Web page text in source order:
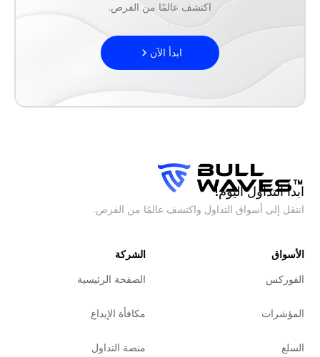
اكتشف عالمًا من الفرص.
ابدأ الآن
ابدأ التداول اليوم!
انتقل إلى أسواق التداول واكتشف عالمًا من الفرص.
الأسواق
الفوركس
المؤشرات
السلع
الشركة
الصفحة الرئيسية
مكافأة الإيداع
منصة التداول